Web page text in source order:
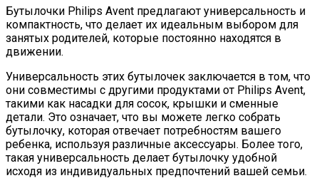
Бутылочки Philips Avent предлагают универсальность и
компактность, что делает их идеальным выбором для
занятых родителей, которые постоянно находятся в
движении.
Универсальность этих бутылочек заключается в том, что
они совместимы с другими продуктами от Philips Avent,
такими как насадки для сосок, крышки и сменные
детали. Это означает, что вы можете легко собрать
бутылочку, которая отвечает потребностям вашего
ребенка, используя различные аксессуары. Более того,
такая универсальность делает бутылочку удобной
исходя из индивидуальных предпочтений вашей семьи.